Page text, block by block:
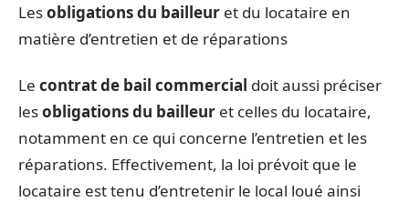
Lesobligations du bailleur et du locataire en
matière d’entretien et de réparations
Le contrat de bail commercial doit aussi préciser
lesobligations du bailleur et celles du locataire,
notamment en ce qui concerne l’entretien et les
réparations. Effectivement, la loi prévoit que le
locataire est tenu d’entretenir le local loué ainsi